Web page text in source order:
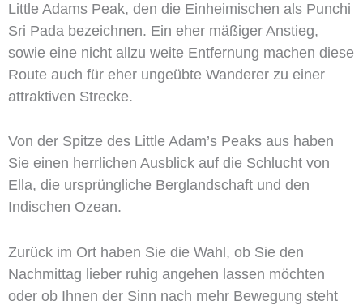
Little Adams Peak, den die Einheimischen als Punchi
Sri Pada bezeichnen. Ein eher mäßiger Anstieg,
sowie eine nicht allzu weite Entfernung machen diese
Route auch für eher ungeübte Wanderer zu einer
attraktiven Strecke.
Von der Spitze des Little Adam’s Peaks aus haben
Sie einen herrlichen Ausblick auf die Schlucht von
Ella, die ursprüngliche Berglandschaft und den
Indischen Ozean.
Zurück im Ort haben Sie die Wahl, ob Sie den
Nachmittag lieber ruhig angehen lassen möchten
oder ob Ihnen der Sinn nach mehr Bewegung steht